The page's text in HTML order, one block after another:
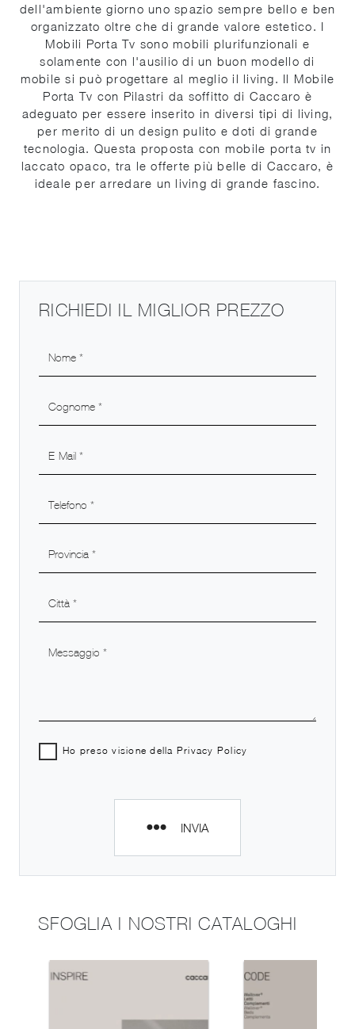
dell'ambiente giorno uno spazio sempre bello e ben
organizzato oltre che di grande valore estetico. I
Mobili Porta Tv sono mobili plurifunzionali e
solamente con l'ausilio di un buon modello di
mobile si può progettare al meglio il living. Il Mobile
Porta Tv con Pilastri da soffitto di Caccaro è
adeguato per essere inserito in diversi tipi di living,
per merito di un design pulito e doti di grande
tecnologia. Questa proposta con mobile porta tv in
laccato opaco, tra le offerte più belle di Caccaro, è
ideale per arredare un living di grande fascino.
RICHIEDI IL MIGLIOR PREZZO
Ho preso visione della Privacy Policy
INVIA
SFOGLIA I NOSTRI CATALOGHI